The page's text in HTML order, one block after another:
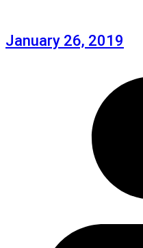
January 26, 2019